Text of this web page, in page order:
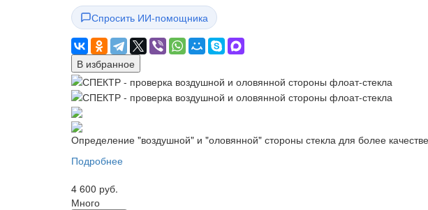
Спросить ИИ-помощника
В избранное
Определение "воздушной" и "оловянной" стороны стекла для более
Подробнее
4 600 руб.
Много